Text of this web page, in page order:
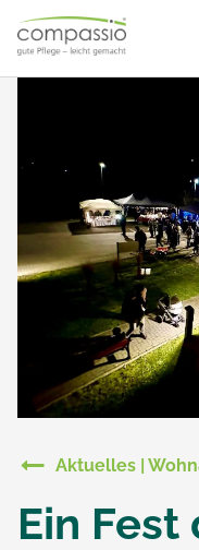
content
Aktuelles |
Ein Fest